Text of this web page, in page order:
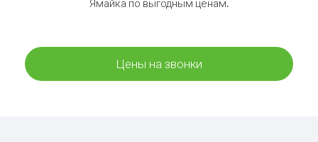
Ямайка по выгодным ценам.
Цены на звонки